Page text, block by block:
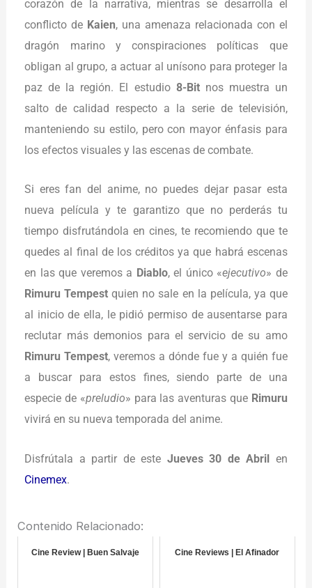
corazón de la narrativa, mientras se desarrolla el
conflicto de Kaien, una amenaza relacionada con el
dragón marino y conspiraciones políticas que
obligan al grupo, a actuar al unísono para proteger la
paz de la región. El estudio 8-Bitnos muestra un
salto de calidad respecto a la serie de televisión,
manteniendo su estilo, pero con mayor énfasis para
los efectos visuales y las escenas de combate.
Si eres fan del anime, no puedes dejar pasar esta
nueva película y te garantizo que no perderás tu
tiempo disfrutándola en cines, te recomiendo que te
quedes al final de los créditos ya que habrá escenas
en las que veremos a Diablo, el único «ejecutivo» de
Rimuru Tempest quien no sale en la película, ya que
al inicio de ella, le pidió permiso de ausentarse para
reclutar más demonios para el servicio de su amo
Rimuru Tempest, veremos a dónde fue y a quién fue
a buscar para estos fines, siendo parte de una
especie de «preludio» para las aventuras que Rimuru
vivirá en su nueva temporada del anime.
Disfrútala a partir de este Jueves 30 de Abril en
Cinemex.
Contenido Relacionado:
Cine Review | Buen Salvaje Cine Reviews | El Afinador